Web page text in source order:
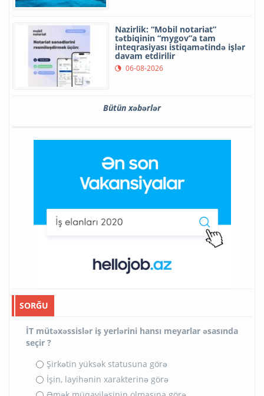
Nazirlik: “Mobil notariat”
tətbiqinin “mygov”a tam
inteqrasiyası istiqamətində işlər
davam etdirilir
06-08-2026
Bütün xəbərlər
SORĞU
İT mütəxəssislər iş yerlərini hansı meyarlar əsasında
seçir ?
Şirkətin yüksək statusuna görə
İşin, layihənin xarakterinə görə